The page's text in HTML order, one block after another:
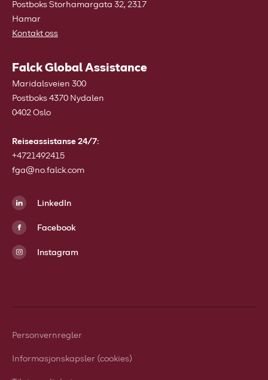
Postboks Storhamargata 32, 2317
Hamar
Kontakt oss
Falck Global Assistance
Maridalsveien 300
Postboks 4370 Nydalen
0402 Oslo
Reiseassistanse 24/7:
+4721492415
fga@no.falck.com
LinkedIn
Facebook
Instagram
Personvernregler
Informasjonskapsler (cookies)